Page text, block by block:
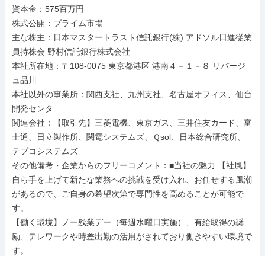
資本金：575百万円
株式公開：プライム市場
主な株主：日本マスタートラスト信託銀行(株) アドソル日進従業
員持株会 野村信託銀行株式会社
本社所在地：〒108-0075 東京都港区 港南４－１－８ リバージ
ュ品川
本社以外の事業所：関西支社、九州支社、名古屋オフィス、仙台
開発センタ
関連会社：【取引先】三菱電機、東京ガス、三井住友カード、富
士通、日立製作所、関電システムズ、Ｑsol、日本総合研究所、
テプコシステムズ
その他備考・企業からのフリーコメント：■当社の魅力 【社風】
自ら手を上げて新たな業務への挑戦を受け入れ、お任せする風潮
があるので、ご自身の希望次第で専門性を高めることが可能で
す。
【働く環境】ノー残業デー（毎週水曜日実施）、有給取得の奨
励、テレワークや時差出勤の活用がされており働きやすい環境で
す。